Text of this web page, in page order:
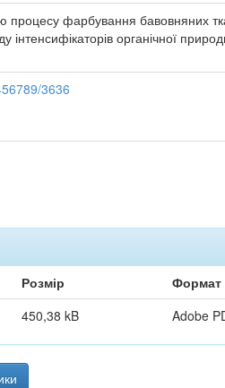
процесу фарбування
органічної
3636
Розмір
Формат
450,38 kB Adobe